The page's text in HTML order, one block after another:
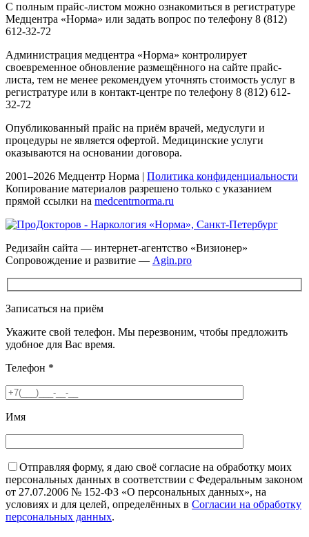
С полным прайс-листом можно ознакомиться в регистратуре
Медцентра «Норма» или задать вопрос по телефону 8 (812)
612-32-72
Администрация медцентра «Норма» контролирует
своевременное обновление размещённого на сайте прайс-
листа, тем не менее рекомендуем уточнять стоимость услуг в
регистратуре или в контакт-центре по телефону 8 (812) 612-
32-72
Опубликованный прайс на приём врачей, медуслуги и
процедуры не является офертой. Медицинские услуги
оказываются на основании договора.
2001–2026 Медцентр Норма | Политика конфиденциальности
Копирование материалов разрешено только с указанием
прямой ссылки на medcentrnorma.ru
Редизайн сайта — интернет-агентство «Визионер»
Сопровождение и развитие — Agin.pro
Записаться на приём
Укажите свой телефон. Мы перезвоним, чтобы предложить
удобное для Вас время.
Телефон *
Имя
Отправляя форму, я даю своё согласие на обработку моих
персональных данных в соответствии с Федеральным законом
от 27.07.2006 № 152-ФЗ «О персональных данных», на
условиях и для целей, определённых в Согласии на обработку
персональных данных.